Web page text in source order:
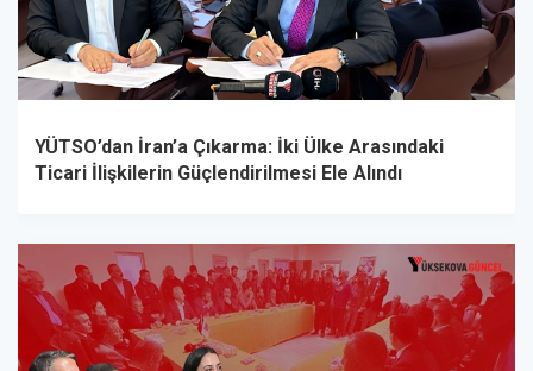
YÜTSO’dan İran’a Çıkarma: İki Ülke Arasındaki
Ticari İlişkilerin Güçlendirilmesi Ele Alındı